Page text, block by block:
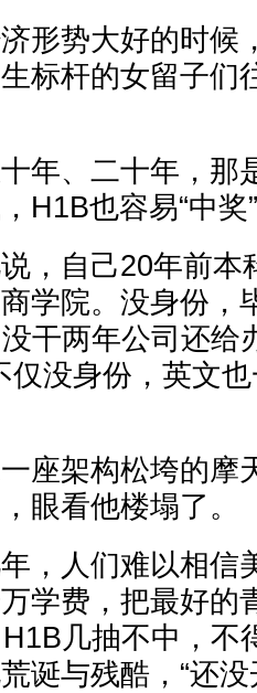
势大好的时候
标杆的女留子们
、二十年，那
H1B也容易“中奖
自己20年前本
学院。没身份，
干两年公司还给
仅没身份，英文
架构松垮的摩
眼看他楼塌了。
人们难以相信
学费，把最好的
几抽不中，不
诞与残酷，“还